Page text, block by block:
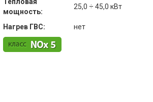
мощность:
25,0 ÷ 45,0 кВт
Нагрев ГВС: нет